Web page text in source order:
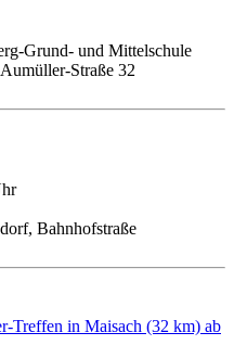
Grund- und Mittelschule
Straße 32
Bahnhofstraße
Treffen in Maisach (32 km) ab